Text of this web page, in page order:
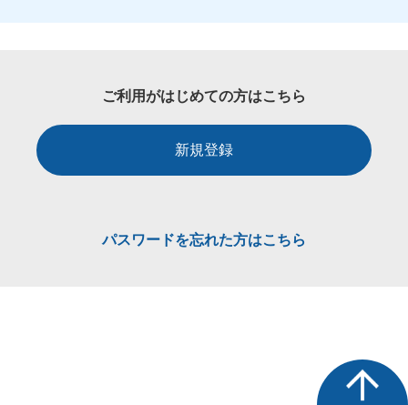
ご利用がはじめての方はこちら
新規登録
パスワードを忘れた方はこちら